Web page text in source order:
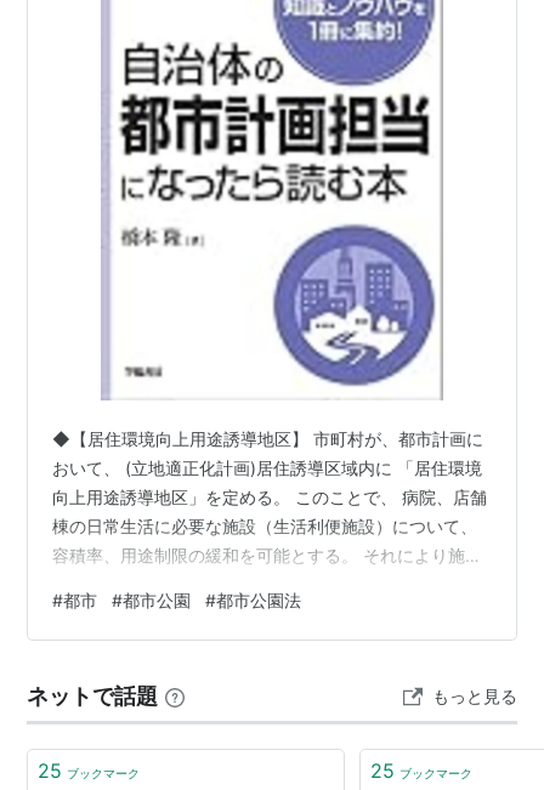
げる公園又は緑地で、その設置者である
公共団体又は国が当該公園又は緑地に設ける
公園施設を含むものとする。
都市計画施設（都市計画法（昭和四十三年法
律第百号）第四条第六項 に規定する都市計画施設
をいう。次号において同じ。）である公園又は緑
地方公共団体 が設置するもの及び地方公共団
が同条第二項 に規定する都市計画区域内におい
次に掲げる公園又は緑地で国が設置するもの
一の都府県の区域を超えるような広域の見
地から設置する都市計画施設である公園又は緑地
（ロに該当するものを除く。）
ロ国家的な記念事業として、又は我が国固有
の優れた文化的資産の保存及び活用を図るため閣
議の決定を経て設置する都市計画施設である公園
又は緑地
（都市公園の設置）
◆【居住環境向上用途誘導地区】 市町村が、都市計画に
おいて、 (立地適正化計画)居住誘導区域内に 「居住環境
向上用途誘導地区」を定める。 このことで、 病院、店舗
棟の日常生活に必要な施設（生活利便施設）について、
容積率、用途制限の緩和を可能とする。 それにより施設
読む本 橋本隆 学陽書房 2022-06-21 入門 都市計画(第2
版)：都市の機能とまちづくりの考え方 谷口 守 森北出版
仕組み 五十畑弘 秀和システム 2020-09-18 まちづくり
プロジェクトの教科書 [ …
#都市 #都市公園 #都市公園法
ネットで話題 もっと見る
25 ブックマーク 25 ブックマーク